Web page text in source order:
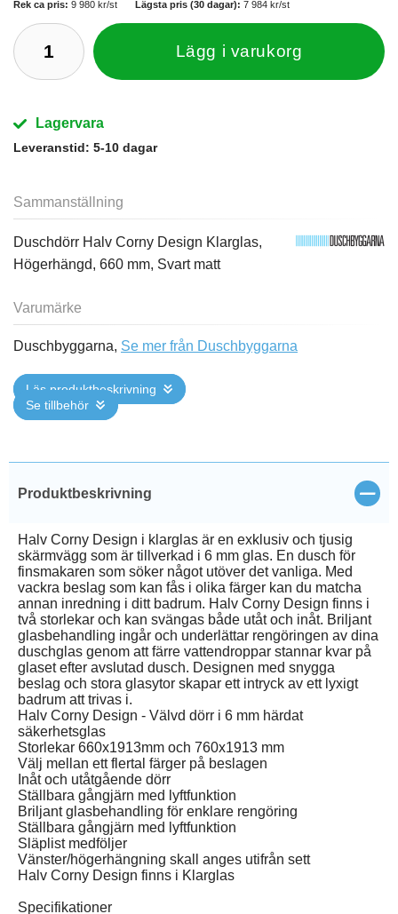
Rek ca pris: 9 980 kr/st Lägsta pris (30 dagar): 7 984 kr/st
Lägg i varukorg
Lagervara
Leveranstid: 5-10 dagar
Sammanställning
Duschdörr Halv Corny Design Klarglas,
Högerhängd, 660 mm, Svart matt
Varumärke
Duschbyggarna, Se mer från Duschbyggarna
Läs produktbeskrivning
Se tillbehör
Produktbeskrivning Stäng
Halv Corny Design i klarglas är en exklusiv och tjusig
skärmvägg som är tillverkad i 6 mm glas. En dusch för
finsmakaren som söker något utöver det vanliga. Med
vackra beslag som kan fås i olika färger kan du matcha
annan inredning i ditt badrum. Halv Corny Design finns i
två storlekar och kan svängas både utåt och inåt. Briljant
glasbehandling ingår och underlättar rengöringen av dina
duschglas genom att färre vattendroppar stannar kvar på
glaset efter avslutad dusch. Designen med snygga
beslag och stora glasytor skapar ett intryck av ett lyxigt
badrum att trivas i.
Halv Corny Design - Välvd dörr i 6 mm härdat
säkerhetsglas
Storlekar 660x1913mm och 760x1913 mm
Välj mellan ett flertal färger på beslagen
Inåt och utåtgående dörr
Ställbara gångjärn med lyftfunktion
Briljant glasbehandling för enklare rengöring
Ställbara gångjärn med lyftfunktion
Släplist medföljer
Vänster/högerhängning skall anges utifrån sett
Halv Corny Design finns i Klarglas
Specifikationer